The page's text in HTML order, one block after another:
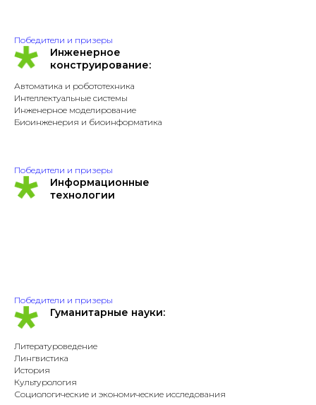
Победители и призеры
Инженерное
конструирование:
Автоматика и робототехника
Интеллектуальные системы
Инженерное моделирование
Биоинженерия и биоинформатика
Победители и призеры
Информационные
технологии
Победители и призеры
Гуманитарные науки:
Литературоведение
Лингвистика
История
Культурология
Социологические и экономические исследования